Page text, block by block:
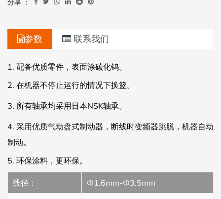
分享 ：
参数 联系我们
1. 配备优质零件，表面涂碳化钨。
2. 在机器不停止运行的情况下换篮。
3. 所有轴承均采用日本NSK轴承。
4. 采用优质气动盘式制动器，断线时变频器跳脱，机器自动
制动。
5. 环保涂料，更环保。
线径： Ф1.6mm-Ф3.5mm